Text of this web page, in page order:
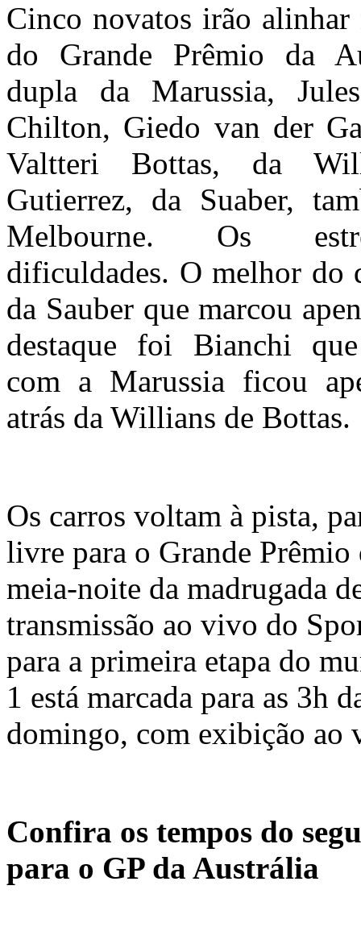
Cinco novatos irão
do Grande Prêmio da
dupla da Marussia,
Chilton, Giedo van der
Valtteri Bottas, da
Gutierrez, da Suaber,
Melbourne. Os
dificuldades. O melhor do
da Sauber que marcou
destaque foi Bianchi
com a Marussia ficou
atrás da Willians de Bottas.
Os carros voltam à pista,
livre para o Grande Prêmio
meia-noite da madrugada
transmissão ao vivo do
para a primeira etapa do
1 está marcada para as 3h
domingo, com exibição ao
Confira os tempos do
para o GP da Austrália